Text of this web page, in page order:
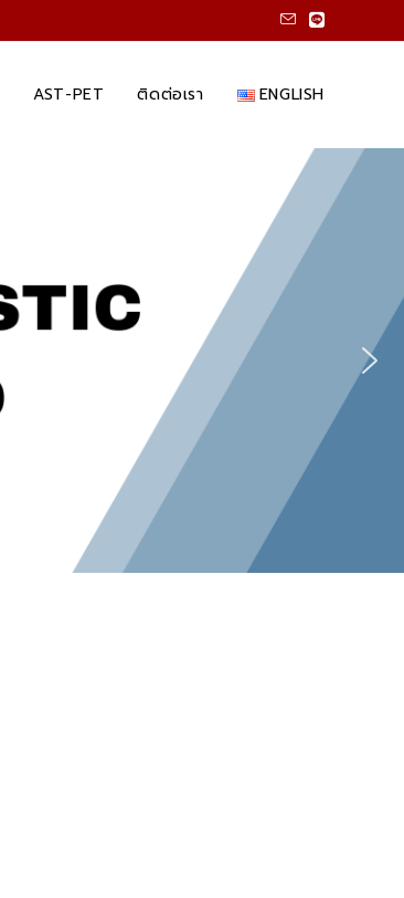
AST-PET ติดต่อเรา ENGLISH